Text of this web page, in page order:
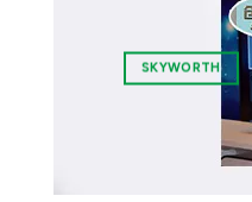
SKYWORTH